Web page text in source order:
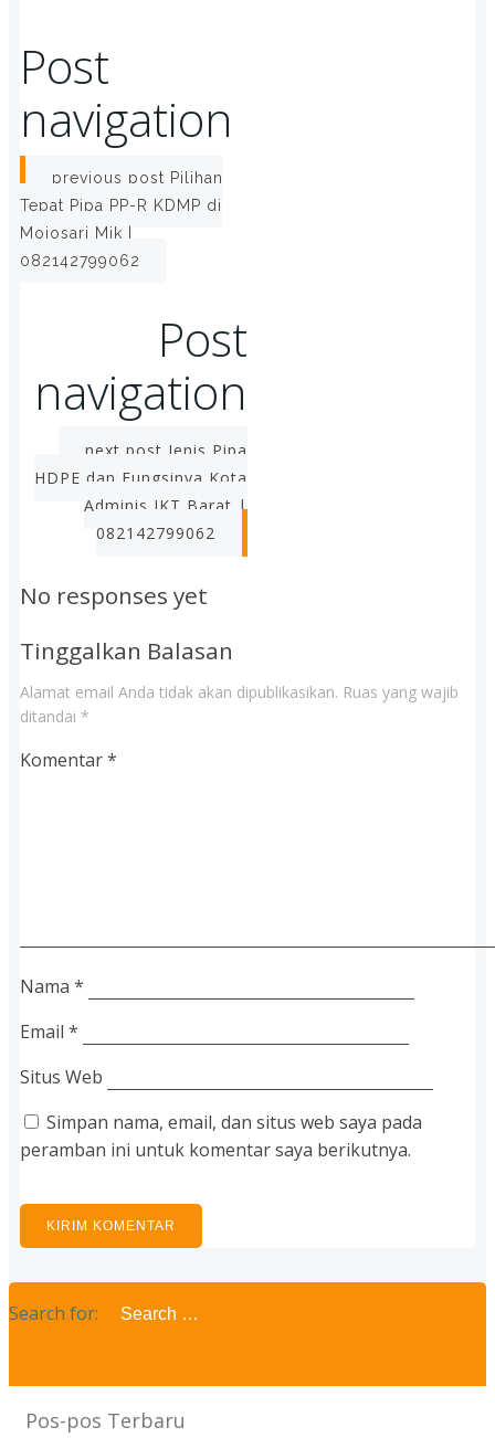
Post
navigation
previous post Pilihan
Tepat Pipa PP-R KDMP di
Mojosari Mjk |
082142799062
Post
navigation
next post Jenis Pipa
HDPE dan Fungsinya Kota
Adminis JKT Barat |
082142799062
No responses yet
Tinggalkan Balasan
Alamat email Anda tidak akan dipublikasikan. Ruas yang wajib
ditandai *
Komentar*
Nama *
Email *
Situs Web
Simpan nama, email, dan situs web saya pada
peramban ini untuk komentar saya berikutnya.
Search for:
Pos-pos Terbaru